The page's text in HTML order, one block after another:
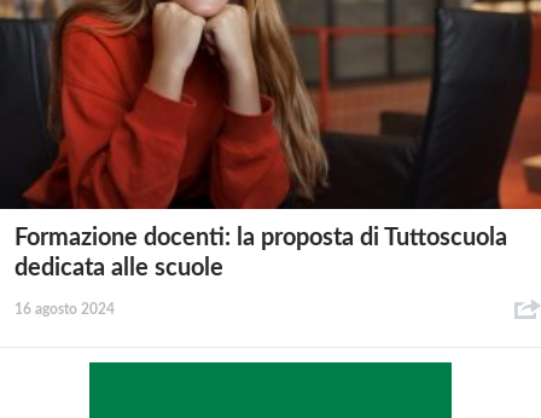
Formazione docenti: la proposta di Tuttoscuola
dedicata alle scuole
16 agosto 2024